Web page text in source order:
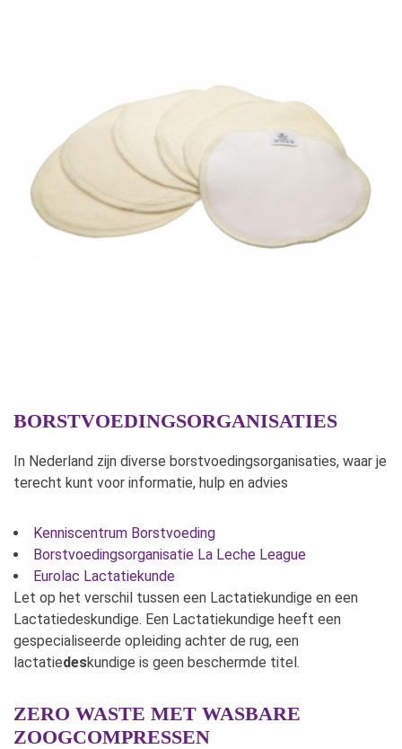
BORSTVOEDINGSORGANISATIES
In Nederland zijn diverse borstvoedingsorganisaties, waar je
terecht kunt voor informatie, hulp en advies
Kenniscentrum Borstvoeding
Borstvoedingsorganisatie La Leche League
Eurolac Lactatiekunde
Let op het verschil tussen een Lactatiekundige en een
Lactatiedeskundige. Een Lactatiekundige heeft een
gespecialiseerde opleiding achter de rug, een
lactatiedeskundige is geen beschermde titel.
ZERO WASTE MET WASBARE
ZOOGCOMPRESSEN